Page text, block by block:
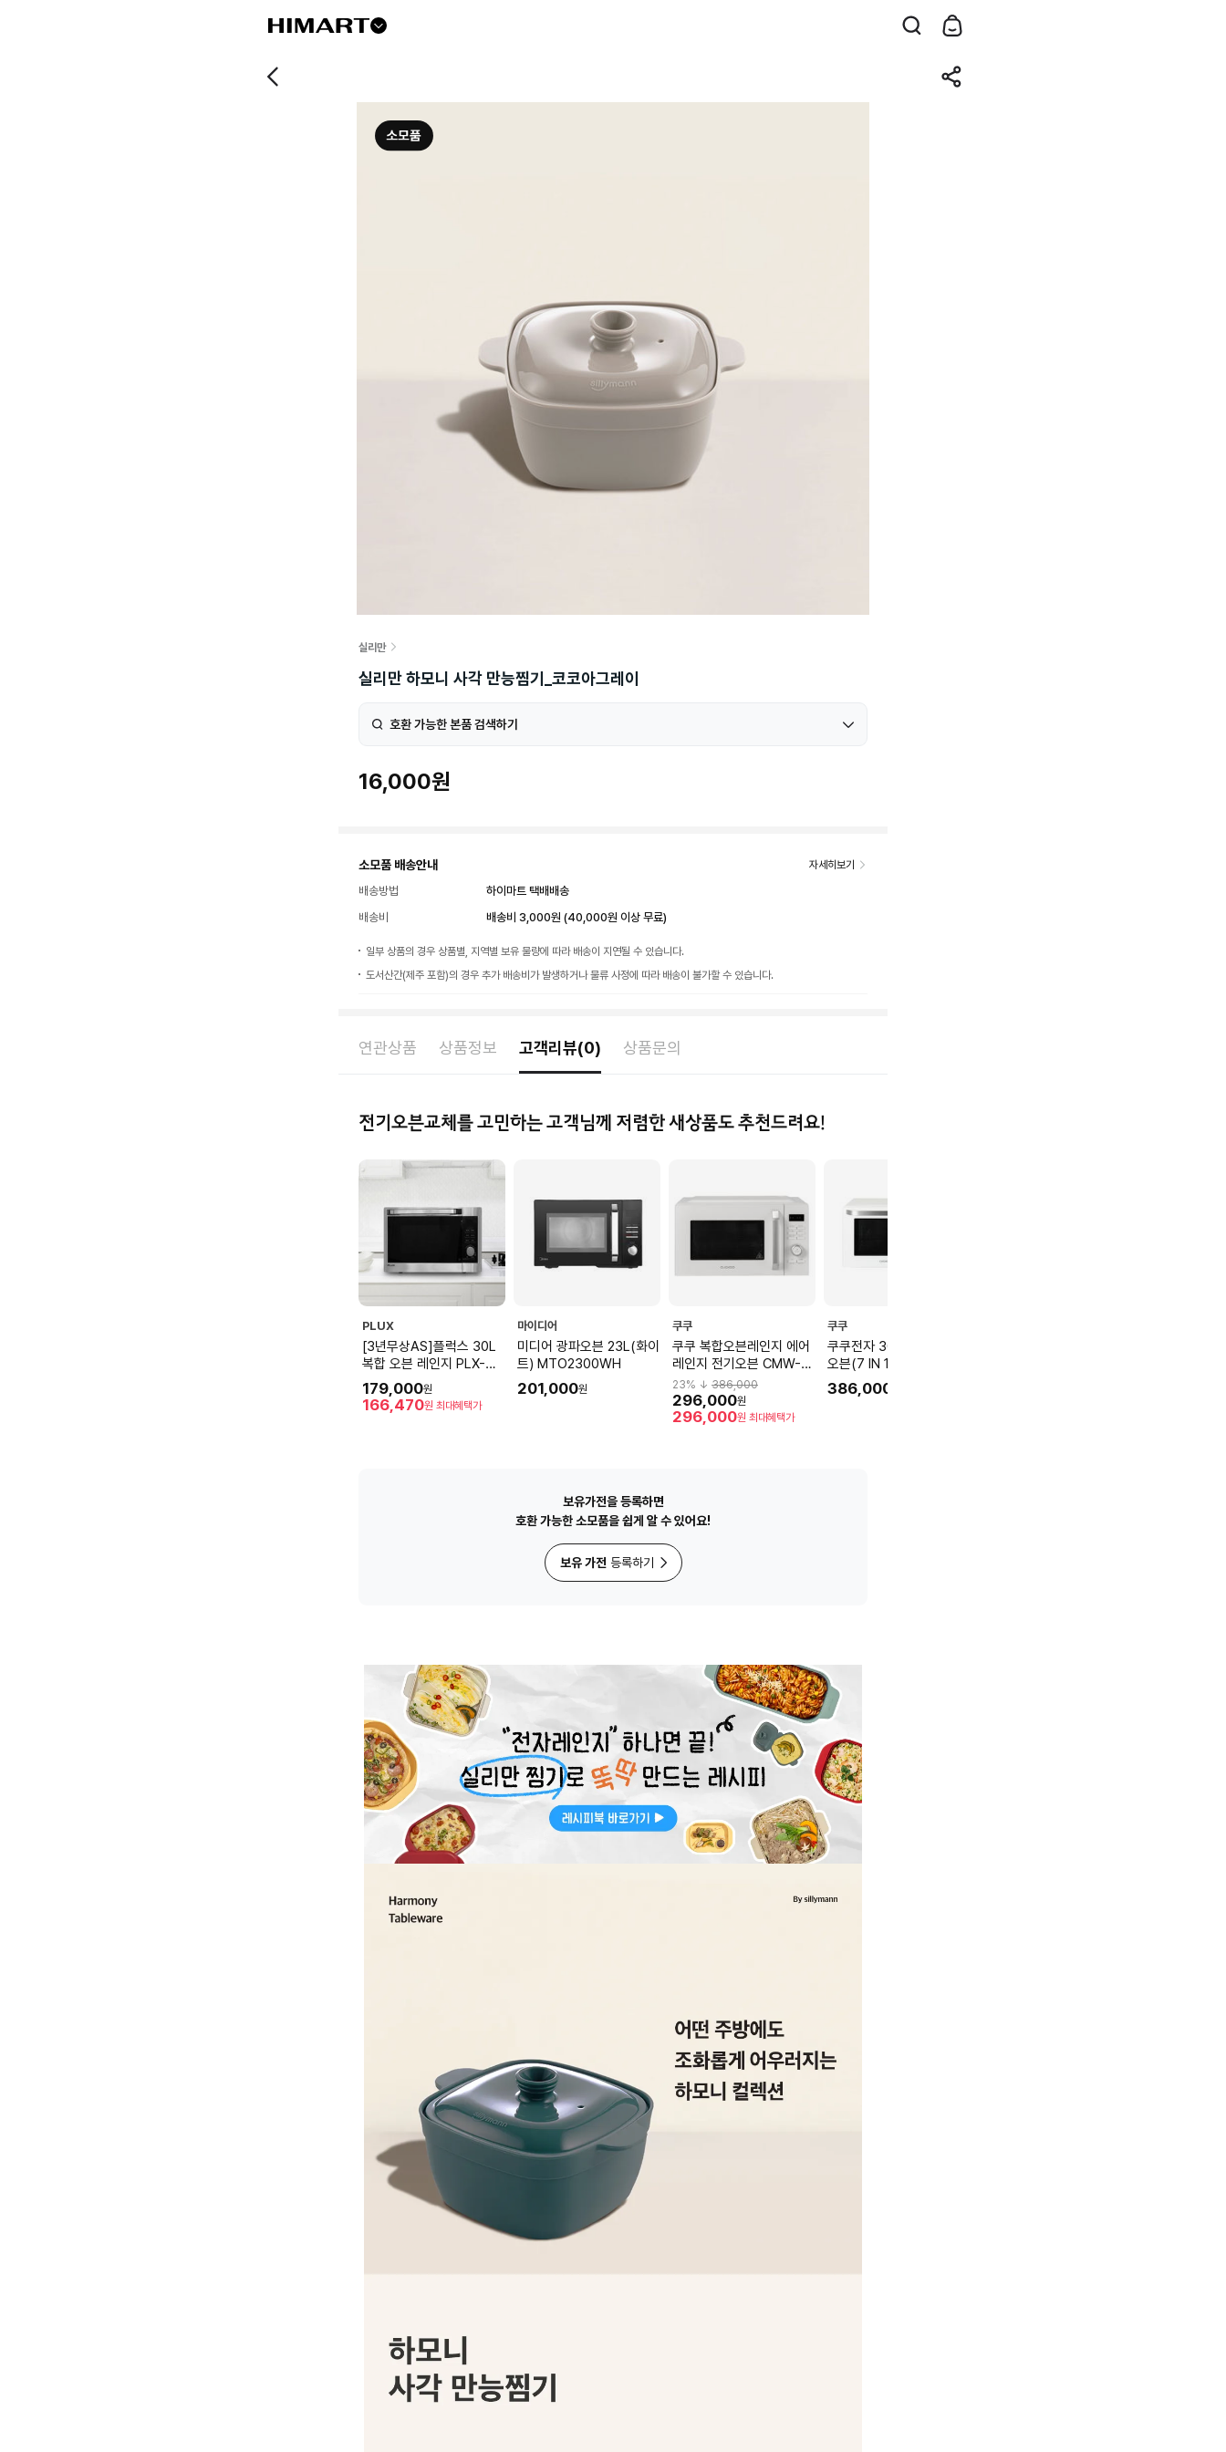
실리만
실리만 하모니 사각 만능찜기_코코아그레이
호환 가능한 본품 검색하기
16,000원
소모품 배송안내 자세히보기
배송방법
하이마트 택배배송
배송비
배송비 3,000원 (40,000원 이상 무료)
일부 상품의 경우 상품별, 지역별 보유 물량에 따라 배송이 지연될 수 있습니다.
도서산간(제주 포함)의 경우 추가 배송비가 발생하거나 물류 사정에 따라 배송이 불가할 수 있습니다.
연관상품 상품정보 고객리뷰(0) 상품문의
전기오븐교체를 고민하는 고객님께 저렴한 새상품도 추천드려요!
PLUX
[3년무상AS]플럭스 30L
복합 오븐 레인지 PLX-
MO3024ELBK
179,000원
166,470원 최대혜택가
마이디어
미디어 광파오븐 23L(화이
트) MTO2300WH
201,000원
쿠쿠
쿠쿠 복합오븐레인지 에어
레인지 전기오븐 CMW-
KO2510EW (25L, 그레이
스화이트)
23% ↓ 386,000
296,000원
296,000원 최대혜택가
쿠쿠
쿠쿠전자 30리터 멀티광파
오븐(7 IN 1) CMW-
C3020OEGW
386,000
보유가전을 등록하면
호환 가능한 소모품을 쉽게 알 수 있어요!
보유 가전 등록하기